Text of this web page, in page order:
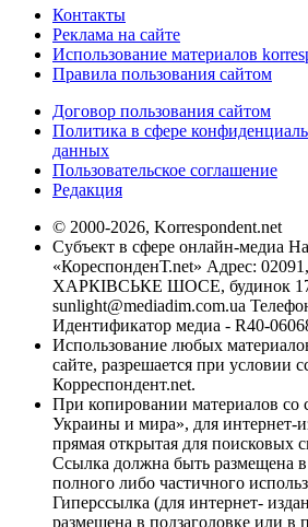
Контакты
Реклама на сайте
Использование материалов
Правила пользования сайтом
Договор пользования сайтом
Политика в сфере
данных
Пользовательское соглашение
Редакция
© 2000-2026, Korrespondent.net
Субъект в сфере онлайн-медиа
«КореспонденТ.net» Адрес:
ХАРКІВСЬКЕ ШОСЕ, будинок
sunlight@mediadim.com.ua
Идентификатор медиа - R40-
Использование любых
сайте, разрешается при условии
Корреспондент.net.
При копировании материалов со
Украины и мира», для интернет-
прямая открытая для поисковых
Ссылка должна быть размещена
полного либо частичного
Гиперссылка (для интернет-
размещена в подзаголовке или в